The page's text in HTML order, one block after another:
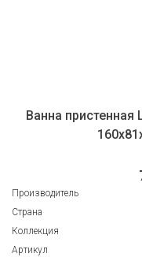
Ванна пристенная
Производитель
Страна
Коллекция
Артикул